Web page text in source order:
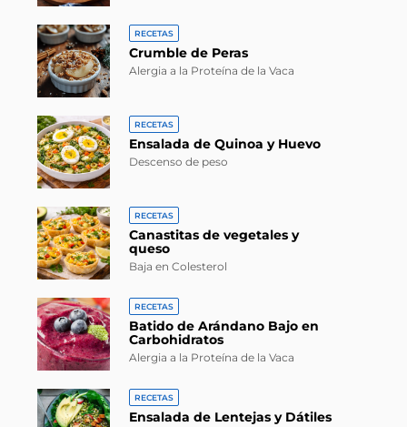
RECETAS
Crumble de Peras
Alergia a la Proteína de la Vaca
RECETAS
Ensalada de Quinoa y Huevo
Descenso de peso
RECETAS
Canastitas de vegetales y
queso
Baja en Colesterol
RECETAS
Batido de Arándano Bajo en
Carbohidratos
Alergia a la Proteína de la Vaca
RECETAS
Ensalada de Lentejas y Dátiles